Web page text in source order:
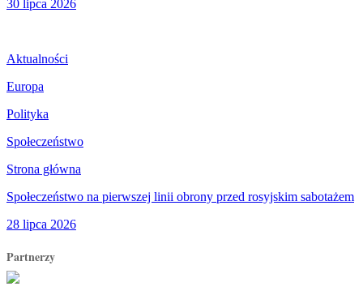
30 lipca 2026
Aktualności
Europa
Polityka
Społeczeństwo
Strona główna
Społeczeństwo na pierwszej linii obrony przed rosyjskim sabotażem
28 lipca 2026
Partnerzy